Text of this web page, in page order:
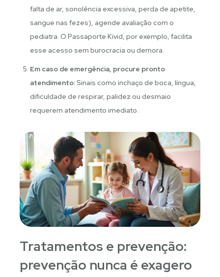
falta de ar, sonolência excessiva, perda de apetite,
sangue nas fezes), agende avaliação com o
pediatra. O Passaporte Kivid, por exemplo, facilita
esse acesso sem burocracia ou demora.
Em caso de emergência, procure pronto
atendimento:Sinais como inchaço de boca, língua,
dificuldade de respirar, palidez ou desmaio
requerem atendimento imediato.
Tratamentos e prevenção:
prevenção nunca é exagero